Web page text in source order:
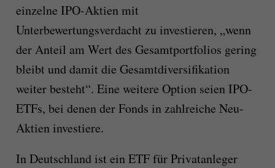
einzelne IPO-Aktien mit
Unterbewertungsverdacht zu investieren, „wenn
der Anteil am Wert des Gesamtportfolios gering
bleibt und damit die Gesamtdiversifikation
weiter besteht“. Eine weitere Option seien IPO-
ETFs, bei denen der Fonds in zahlreiche Neu-
Aktien investiere.
In Deutschland ist ein ETF für Privatanleger